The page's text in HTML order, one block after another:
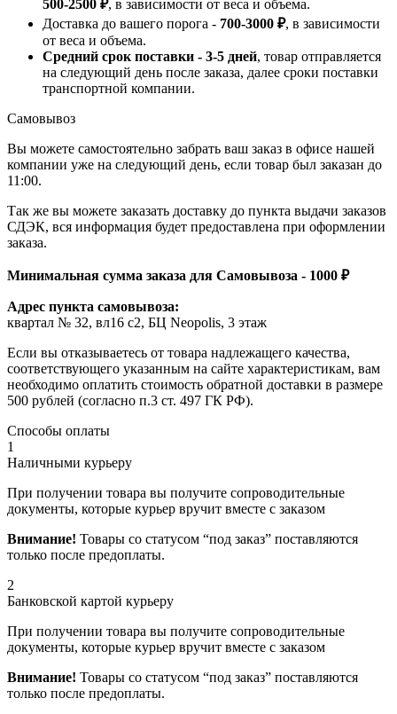
500-2500 ₽, в зависимости от веса и объема.
Доставка до вашего порога - 700-3000 ₽, в зависимости
от веса и объема.
Средний срок поставки - 3-5 дней, товар отправляется
на следующий день после заказа, далее сроки поставки
транспортной компании.
Самовывоз
Вы можете самостоятельно забрать ваш заказ в офисе нашей
компании уже на следующий день, если товар был заказан до
11:00.
Так же вы можете заказать доставку до пункта выдачи заказов
СДЭК, вся информация будет предоставлена при оформлении
заказа.
Минимальная сумма заказа для Самовывоза - 1000 ₽
Адрес пункта самовывоза:
квартал № 32, вл16 с2, БЦ Neopolis, 3 этаж
Если вы отказываетесь от товара надлежащего качества,
соответствующего указанным на сайте характеристикам, вам
необходимо оплатить стоимость обратной доставки в размере
500 рублей (согласно п.3 ст. 497 ГК РФ).
Способы оплаты
1
Наличными курьеру
При получении товара вы получите сопроводительные
документы, которые курьер вручит вместе с заказом
Внимание! Товары со статусом “под заказ” поставляются
только после предоплаты.
2
Банковской картой курьеру
При получении товара вы получите сопроводительные
документы, которые курьер вручит вместе с заказом
Внимание! Товары со статусом “под заказ” поставляются
только после предоплаты.